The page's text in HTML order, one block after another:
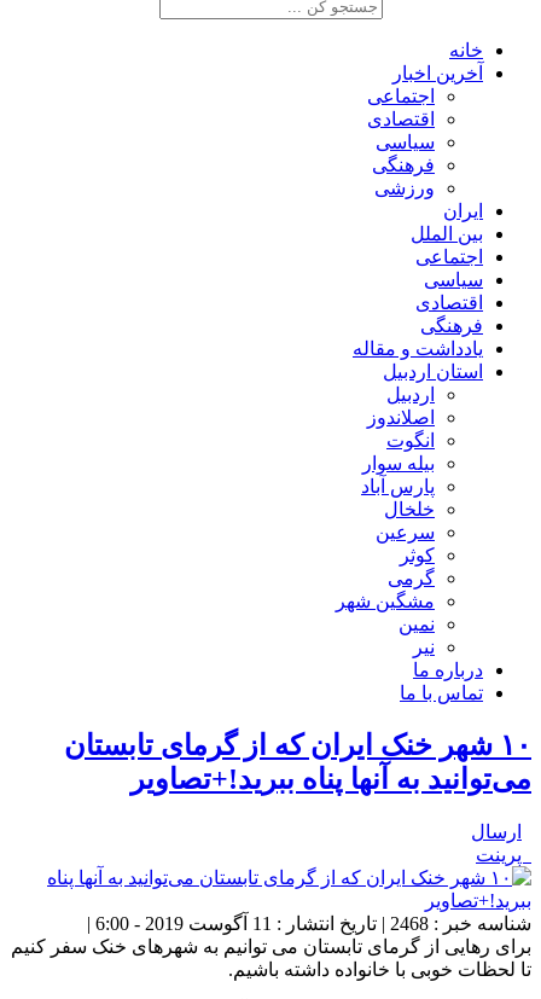
خانه
آخرین اخبار
اجتماعی
اقتصادی
سیاسی
فرهنگی
ورزشی
ایران
بین الملل
اجتماعی
سیاسی
اقتصادی
فرهنگی
یادداشت و مقاله
استان اردبیل
اردبیل
اصلاندوز
انگوت
بیله سوار
پارس آباد
خلخال
سرعین
کوثر
گرمی
مشگین شهر
نمین
نیر
درباره ما
تماس با ما
۱۰ شهر خنک ایران که از گرمای تابستان
می‌توانید به آنها پناه ببرید!+تصاویر
ارسال
پرینت
شناسه خبر : 2468 | تاریخ انتشار : 11 آگوست 2019 - 6:00 |
برای رهایی از گرمای تابستان می توانیم به شهرهای خنک سفر کنیم
تا لحظات خوبی با خانواده داشته باشیم.